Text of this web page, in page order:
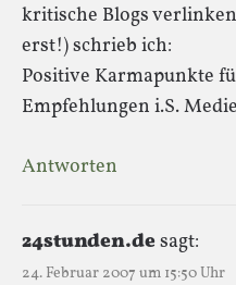
kritische Blogs
erst!) schrieb ich:
Positive Karmapunkte
Empfehlungen i.S.
Antworten
24stunden.desagt:
24. Februar 2007 um 15:50 Uhr